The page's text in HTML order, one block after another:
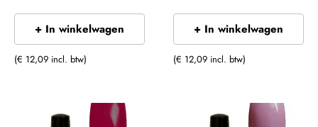
+ In winkelwagen
(€ 12,09 incl. btw)
+ In winkelwagen
(€ 12,09 incl. btw)